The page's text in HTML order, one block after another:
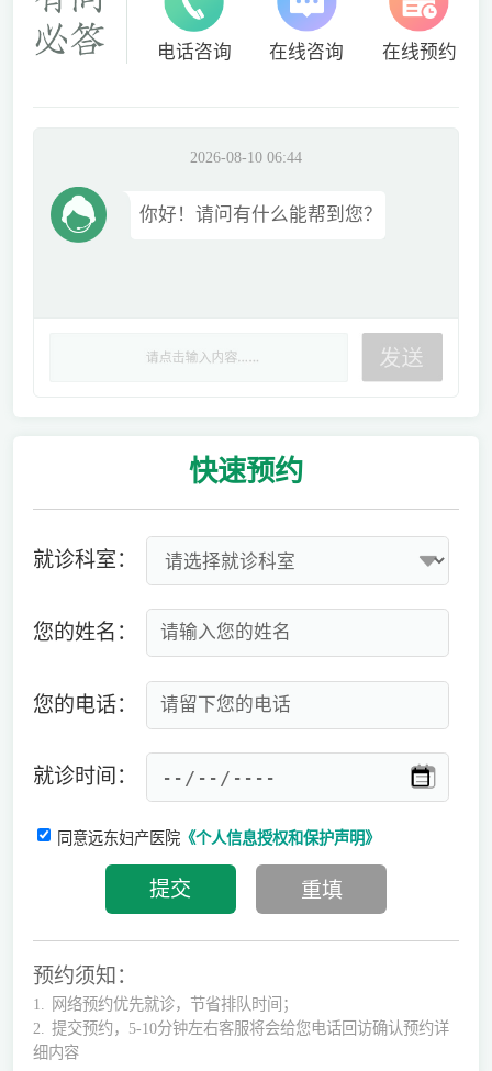
电话咨询 在线咨询 在线预约
2026-08-10 06:44
你好！请问有什么能帮到您？
快速预约
就诊科室：
您的姓名：
您的电话：
就诊时间：
同意远东妇产医院《个人信息授权和保护声明》
预约须知：
1.
网络预约优先就诊，节省排队时间；
2.
提交预约，5-10分钟左右客服将会给您电话回访确认预约详
细内容